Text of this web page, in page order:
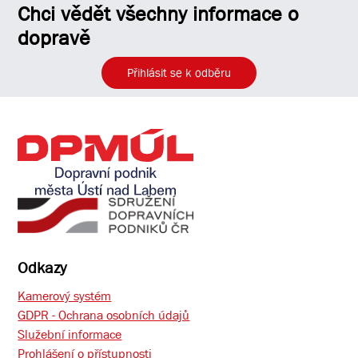
Chci vědět všechny informace o
dopravě
Přihlásit se k odběru
Odkazy
Kamerový systém
GDPR - Ochrana osobních údajů
Služební informace
Prohlášení o přístupnosti